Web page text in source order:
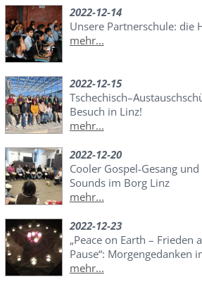
2022-12-14
Unsere Partnerschule: die
mehr...
2022-12-15
Besuch in Linz!
mehr...
2022-12-20
Cooler Gospel-Gesang
Sounds im Borg Linz
mehr...
2022-12-23
„Peace on Earth – Frieden
Pause“: Morgengedanken
mehr...